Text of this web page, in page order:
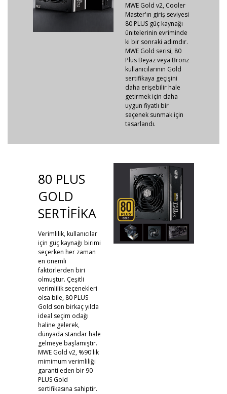
MWE Gold v2, Cooler
Master'ın giriş seviyesi
80 PLUS güç kaynağı
ünitelerinin evriminde
ki bir sonraki adımdır.
MWE Gold serisi, 80
Plus Beyaz veya Bronz
kullanıcılarının Gold
sertifikaya geçişini
daha erişebilir hale
getirmek için daha
uygun fiyatlı bir
seçenek sunmak için
tasarlandı.
80 PLUS
GOLD
SERTİFİKA
Verimlilik, kullanıcılar
için güç kaynağı birimi
seçerken her zaman
en önemli
faktörlerden biri
olmuştur. Çeşitli
verimlilik seçenekleri
olsa bile, 80 PLUS
Gold son birkaç yılda
ideal seçim odağı
haline gelerek,
dünyada standar hale
gelmeye başlamıştır.
MWE Gold v2, %90'lık
mimimum verimliliği
garanti eden bir 90
PLUS Gold
sertifikasına sahiptir.